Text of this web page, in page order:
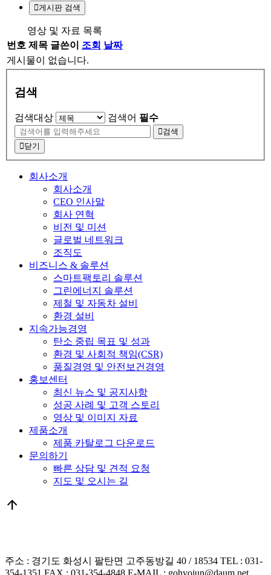
게시판 검색
영상 및 자료 목록
번호 제목 글쓴이 조회 날짜
게시물이 없습니다.
검색
검색대상 검색어 필수
검색
닫기
회사소개
회사소개
CEO 인사말
회사 연혁
비전 및 미션
글로벌 네트워크
조직도
비즈니스 & 솔루션
스마트팩토리 솔루션
그린에너지 솔루션
제철 및 자동차 설비
환경 설비
지속가능경영
탄소 중립 목표 및 성과
환경 및 사회적 책임(CSR)
품질경영 및 안전보건경영
홍보센터
최신 뉴스 및 공지사항
성공 사례 및 고객 스토리
영상 및 이미지 자료
제품소개
제품 카탈로그 다운로드
문의하기
빠른 상담 및 견적 요청
지도 및 오시는 길
arrow_upward
주소 : 경기도 화성시 팔탄면 고주동방길 40 / 18534 TEL : 031-
354-1351 FAX : 031-354-4848 E-MAIL : gohyojun@daum.net